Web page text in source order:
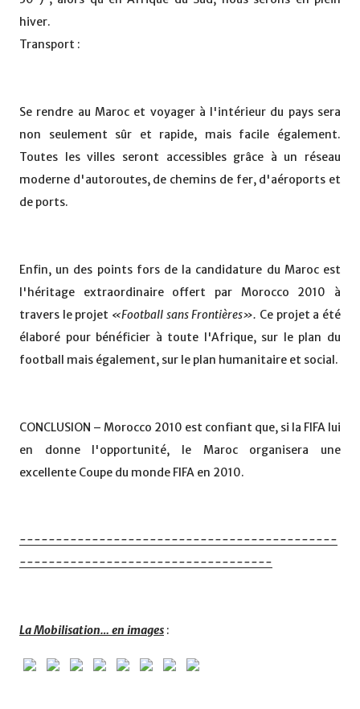
hiver.
Transport :
Se rendre au Maroc et voyager à l'intérieur du pays sera
non seulement sûr et rapide, mais facile également.
Toutes les villes seront accessibles grâce à un réseau
moderne d'autoroutes, de chemins de fer, d'aéroports et
de ports.
Enfin, un des points fors de la candidature du Maroc est
l'héritage extraordinaire offert par Morocco 2010 à
travers le projet «Football sans Frontières». Ce projet a été
élaboré pour bénéficier à toute l'Afrique, sur le plan du
football mais également, sur le plan humanitaire et social.
CONCLUSION – Morocco 2010 est confiant que, si la FIFA lui
en donne l'opportunité, le Maroc organisera une
excellente Coupe du monde FIFA en 2010.
--------------------------------------------
-----------------------------------
La Mobilisation… en images :